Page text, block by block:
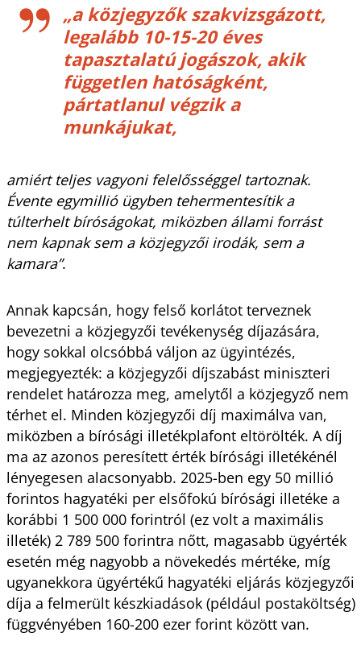
„a közjegyzők szakvizsgázott,
legalább 10-15-20 éves
tapasztalatú jogászok, akik
független hatóságként,
pártatlanul végzik a
munkájukat,
amiért teljes vagyoni felelősséggel tartoznak.
Évente egymillió ügyben tehermentesítik a
túlterhelt bíróságokat, miközben állami forrást
nem kapnak sem a közjegyzői irodák, sem a
kamara”.
Annak kapcsán, hogy felső korlátot terveznek
bevezetni a közjegyzői tevékenység díjazására,
hogy sokkal olcsóbbá váljon az ügyintézés,
megjegyezték: a közjegyzői díjszabást miniszteri
rendelet határozza meg, amelytől a közjegyző nem
térhet el. Minden közjegyzői díj maximálva van,
miközben a bírósági illetékplafont eltörölték. A díj
ma az azonos peresített érték bírósági illetékénél
lényegesen alacsonyabb. 2025-ben egy 50 millió
forintos hagyatéki per elsőfokú bírósági illetéke a
korábbi 1 500 000 forintról (ez volt a maximális
illeték) 2 789 500 forintra nőtt, magasabb ügyérték
esetén még nagyobb a növekedés mértéke, míg
ugyanekkora ügyértékű hagyatéki eljárás közjegyzői
díja a felmerült készkiadások (például postaköltség)
függvényében 160-200 ezer forint között van.